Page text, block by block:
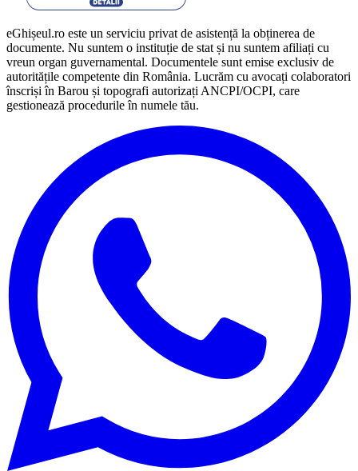
eGhișeul.ro este un serviciu privat de asistență la obținerea de
documente. Nu suntem o instituție de stat și nu suntem afiliați cu
vreun organ guvernamental. Documentele sunt emise exclusiv de
autoritățile competente din România. Lucrăm cu avocați colaboratori
înscriși în Barou și topografi autorizați ANCPI/OCPI, care
gestionează procedurile în numele tău.